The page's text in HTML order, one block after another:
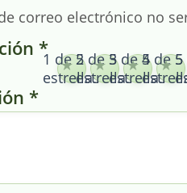
correo electrónico no
*1 de 5
estrellas
2 de 5
estrellas
3 de 5
estrellas
4 de 5
5
*